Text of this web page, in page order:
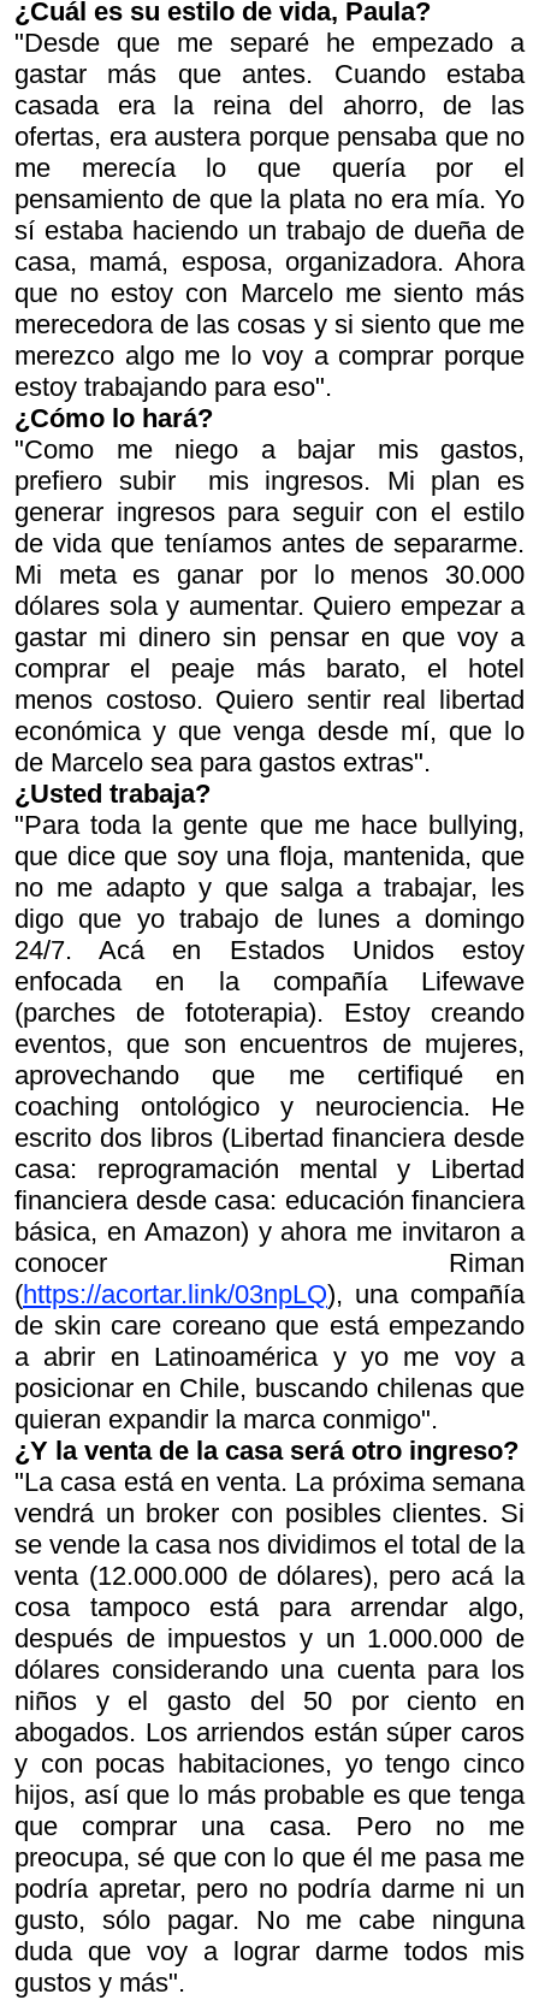
¿Cuál es su estilo de vida, Paula?
"Desde que me separé he empezado a
gastar más que antes. Cuando estaba
casada era la reina del ahorro, de las
ofertas, era austera porque pensaba que no
me merecía lo que quería por el
pensamiento de que la plata no era mía. Yo
sí estaba haciendo un trabajo de dueña de
casa, mamá, esposa, organizadora. Ahora
que no estoy con Marcelo me siento más
merecedora de las cosas y si siento que me
merezco algo me lo voy a comprar porque
estoy trabajando para eso".
¿Cómo lo hará?
"Como me niego a bajar mis gastos,
prefiero subir mis ingresos. Mi plan es
generar ingresos para seguir con el estilo
de vida que teníamos antes de separarme.
Mi meta es ganar por lo menos 30.000
dólares sola y aumentar. Quiero empezar a
gastar mi dinero sin pensar en que voy a
comprar el peaje más barato, el hotel
menos costoso. Quiero sentir real libertad
económica y que venga desde mí, que lo
de Marcelo sea para gastos extras".
¿Usted trabaja?
"Para toda la gente que me hace bullying,
que dice que soy una floja, mantenida, que
no me adapto y que salga a trabajar, les
digo que yo trabajo de lunes a domingo
24/7. Acá en Estados Unidos estoy
enfocada en la compañía Lifewave
(parches de fototerapia). Estoy creando
eventos, que son encuentros de mujeres,
aprovechando que me certifiqué en
coaching ontológico y neurociencia. He
escrito dos libros (Libertad financiera desde
casa: reprogramación mental
y Libertad
financiera desde casa: educación financiera
básica, en Amazon) y ahora me invitaron a
conocer Riman
(https://acortar.link/03npLQ), una compañía
de skin care coreano que está empezando
a abrir en Latinoamérica y yo me voy a
posicionar en Chile, buscando chilenas que
quieran expandir la marca conmigo".
¿Y la venta de la casa será otro ingreso?
"La casa está en venta. La próxima semana
vendrá un broker con posibles clientes. Si
se vende la casa nos dividimos el total de la
venta (12.000.000 de dólares), pero acá la
cosa tampoco está para arrendar algo,
después de impuestos y un 1.000.000 de
dólares considerando una cuenta para los
niños y el gasto del 50 por ciento en
abogados. Los arriendos están súper caros
y con pocas habitaciones, yo tengo cinco
hijos, así que lo más probable es que tenga
que comprar una casa. Pero no me
preocupa, sé que con lo que él me pasa me
podría apretar, pero no podría darme ni un
gusto, sólo pagar. No me cabe ninguna
duda que voy a lograr darme todos mis
gustos y más".